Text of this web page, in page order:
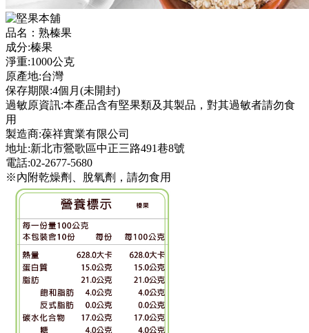
品名：熟榛果
成分:榛果
淨重:1000公克
原產地:台灣
保存期限:4個月(未開封)
過敏原資訊:本產品含有堅果類及其製品，對其過敏者請勿食
用
製造商:葆祥實業有限公司
地址:新北市鶯歌區中正三路491巷8號
電話:02-2677-5680
※內附乾燥劑、脫氧劑，請勿食用